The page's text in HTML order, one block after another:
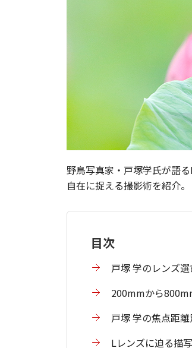
野鳥写真家・戸塚学氏が語
自在に捉える撮影術を紹介。
目次
戸塚 学のレンズ
200mmから
戸塚 学の焦点距
Lレンズに迫る描